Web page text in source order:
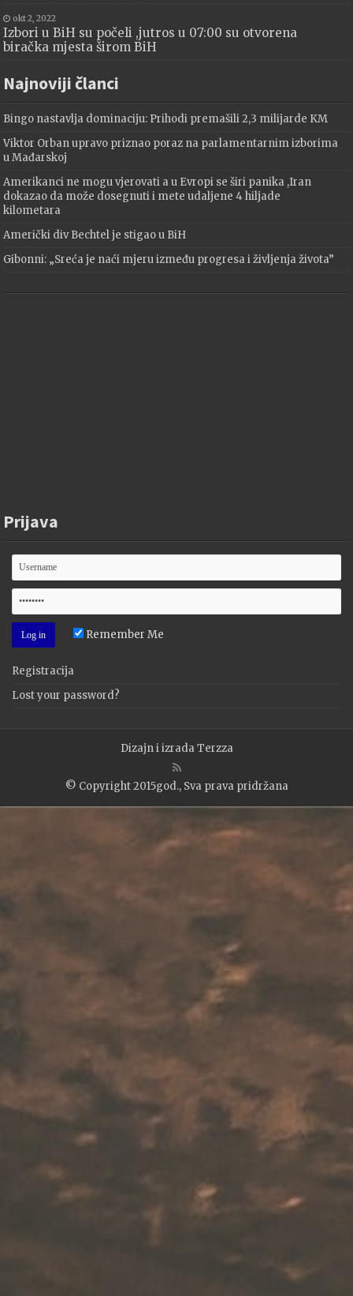
okt 2, 2022
Izbori u BiH su počeli ,jutros u 07:00 su otvorena
biračka mjesta širom BiH
Najnoviji članci
Bingo nastavlja dominaciju: Prihodi premašili 2,3 milijarde KM
Viktor Orban upravo priznao poraz na parlamentarnim izborima
u Mađarskoj
Amerikanci ne mogu vjerovati a u Evropi se širi panika ,Iran
dokazao da može dosegnuti i mete udaljene 4 hiljade
kilometara
Američki div Bechtel je stigao u BiH
Gibonni: „Sreća je naći mjeru između progresa i življenja života”
Prijava
Remember Me
Registracija
Lost your password?
Dizajn i izradaTerzza
© Copyright 2015god., Sva prava pridržana